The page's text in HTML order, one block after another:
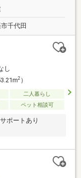
千代田
し
2）
二人暮らし
ペット相談可
ポートあり